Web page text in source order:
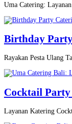
Uma Catering:
Birthday
Rayakan Pesta Ulang
Cocktail
Layanan Katering